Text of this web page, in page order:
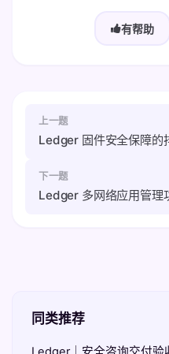
有帮助
上一题
Ledger 固件安全保障的
下一题
Ledger 多网络应用管理
同类推荐